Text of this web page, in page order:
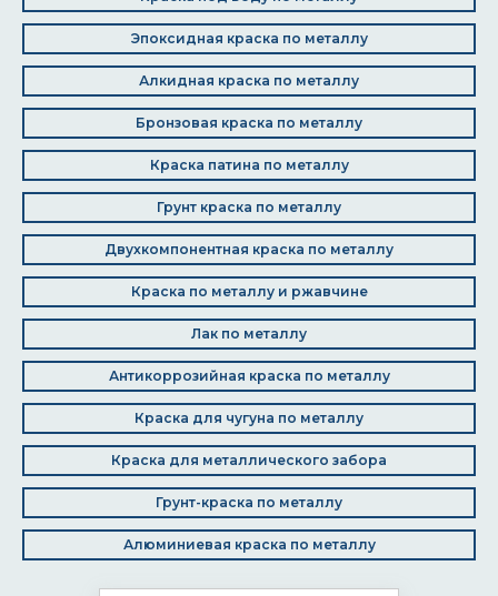
Эпоксидная краска по металлу
Алкидная краска по металлу
Бронзовая краска по металлу
Краска патина по металлу
Грунт краска по металлу
Двухкомпонентная краска по металлу
Краска по металлу и ржавчине
Лак по металлу
Антикоррозийная краска по металлу
Краска для чугуна по металлу
Краска для металлического забора
Грунт-краска по металлу
Алюминиевая краска по металлу